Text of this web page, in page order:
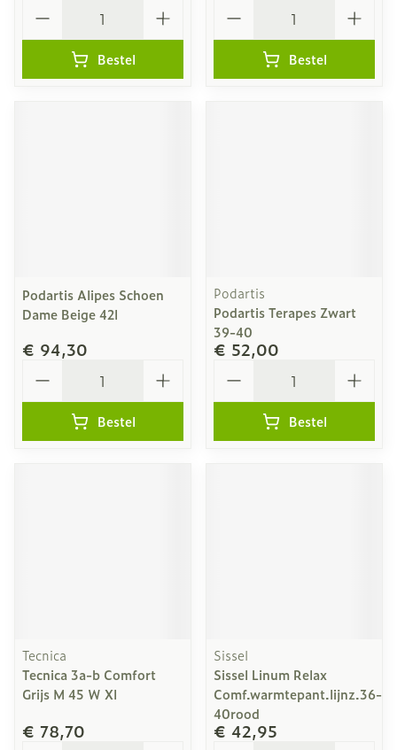
Bestel Bestel
Podartis Alipes Schoen
Dame Beige 42l
€ 94,30
Bestel
Podartis
Podartis Terapes Zwart
39-40
€ 52,00
Bestel
Tecnica
Tecnica 3a-b Comfort
Grijs M 45 W Xl
€ 78,70
Sissel
Sissel Linum Relax
Comf.warmtepant.lijnz.36-
40rood
€ 42,95